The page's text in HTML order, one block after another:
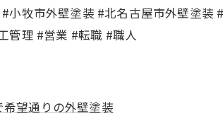
小牧市外壁塗装 #北名古屋市外壁塗
管理 #営業 #転職 #職人
希望通りの外壁塗装